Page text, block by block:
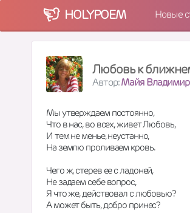
HOLYPOEM Новые
Любовь к
Автор:Майя
Мы утверждаем постоянно,
Что в нас, во всех, живет Любовь,
И тем не менье, неустанно,
На землю проливаем кровь.
Чего ж, стерев ее с ладоней,
Не задаем себе вопрос,
Я что же, действовал с любовью?
А может быть, добро принес?